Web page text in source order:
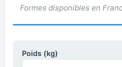
Formes disponibles en
Poids (kg)